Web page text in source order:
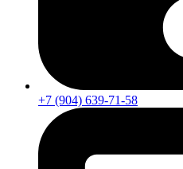
+7 (904) 639-71-58